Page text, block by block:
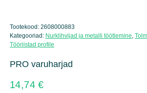
Tootekood: 2608000883
Kategooriad: Nurklihvijad ja metalli töötlemine
Tööriistad profile
PRO varuharjad
14,74€